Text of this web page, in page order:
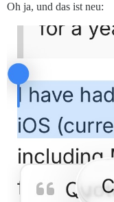
Oh ja, und das ist neu: